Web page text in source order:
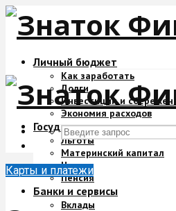
Личный бюджет
Как заработать
Долги
Инвестиции и
Экономия расходов
Государство и деньги
Льготы
Материнский капитал
Налоги
Пенсия
Банки и сервисы
Вклады
Карты и платежи